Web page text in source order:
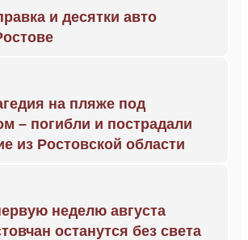
и десятки авто
на пляже под
– погибли и пострадали
из Ростовской области
неделю августа
останутся без света